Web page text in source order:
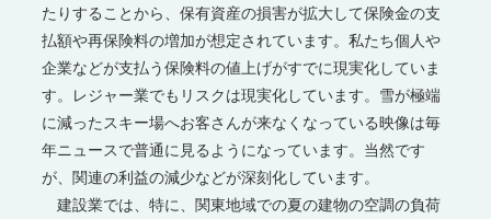
たりすることから、保有資産の損害が拡大して保険金の支
払額や再保険料の増加が想定されています。私たち個人や
企業などが支払う保険料の値上げがすでに現実化していま
す。レジャー業でもリスクは現実化しています。雪が極端
に減ったスキー場へお客さんが来なくなっている映像は毎
年ニュースで普通に見るようになっています。当然です
が、関連の利益の減少などが深刻化しています。
建設業では、特に、関東地域での夏の建物の空調の負荷